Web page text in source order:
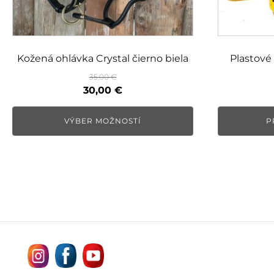
Kožená ohlávka Crystal čierno biela
35,00€
Pôvodná
cena
bola:
35,00 €.
30,00 €Aktuálna
cena
je:
30,00 €.
VÝBER MOŽNOSTÍ
stránke
produktu.